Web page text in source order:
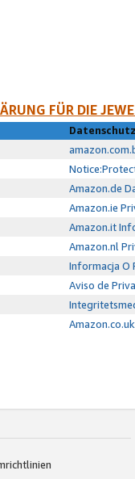
FÜR DIE
Amazon.de
Amazon.ie
Amazon.it
Amazon.nl
Informacja O
Aviso de